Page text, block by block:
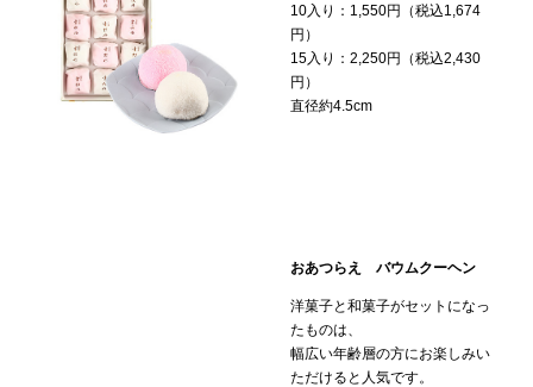
10入り：1,550円（税込1,674
円）
15入り：2,250円（税込2,430
円）
直径約4.5cm
おあつらえ バウムクーヘン
洋菓子と和菓子がセットになっ
たものは、
幅広い年齢層の方にお楽しみい
ただけると人気です。